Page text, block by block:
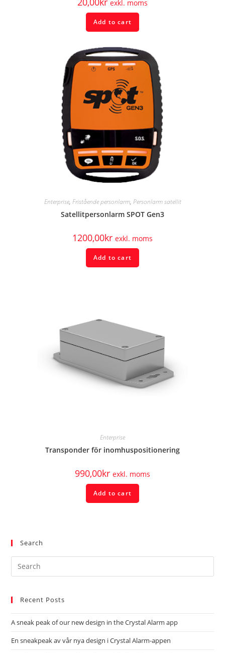
exkl. moms
Add to cart
Enterprise, Fristående personlarm, Personlarm satellit
Satellitpersonlarm SPOT Gen3
1200,00kr exkl. moms
Add to cart
Enterprise
Transponder för inomhuspositionering
990,00kr exkl. moms
Add to cart
Search
Recent Posts
A sneak peak of our new design in the Crystal Alarm app
En sneakpeak av vår nya design i Crystal Alarm-appen